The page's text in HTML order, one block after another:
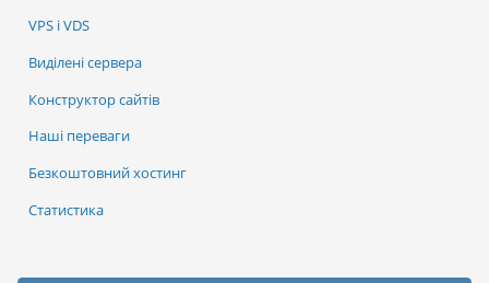
VPS і VDS
Виділені сервера
Конструктор сайтів
Наші переваги
Безкоштовний хостинг
Статистика